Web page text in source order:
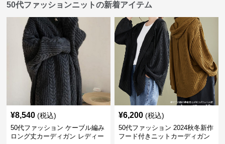
50代ファッションニットの新着アイテム
¥8,540 (税込)
50代ファッション ケーブル編み
ロング丈カーディガン レディー
¥6,200 (税込)
50代ファッション 2024秋冬新作
フード付きニットカーディガン